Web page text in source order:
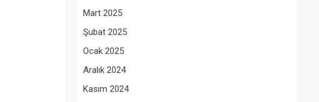
Mart 2025
Şubat 2025
Ocak 2025
Aralık 2024
Kasım 2024